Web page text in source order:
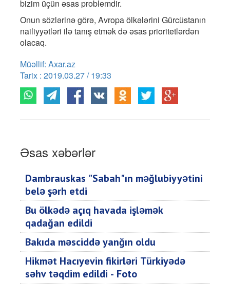
bizim üçün əsas problemdir.
Onun sözlərinə görə, Avropa ölkələrini Gürcüstanın
nailiyyətləri ilə tanış etmək də əsas prioritetlərdən
olacaq.
Müəllif: Axar.az
Tarix : 2019.03.27 / 19:33
Əsas xəbərlər
Dambrauskas "Sabah"ın məğlubiyyətini
belə şərh etdi
Bu ölkədə açıq havada işləmək
qadağan edildi
Bakıda məsciddə yanğın oldu
Hikmət Hacıyevin fikirləri Türkiyədə
səhv təqdim edildi - Foto